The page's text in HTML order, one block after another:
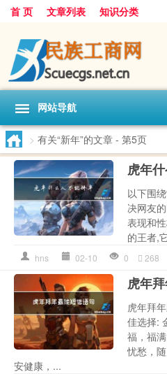
首 页 文章列表 知识分类
网站导航
> 有关“新年”的文章 - 第5页
虎年
以下围
决网友
表现和
的王者,
hns 02-10 0 268
虎年
虎年拜
佳选择:
福，福
忧愁，
安健康，...